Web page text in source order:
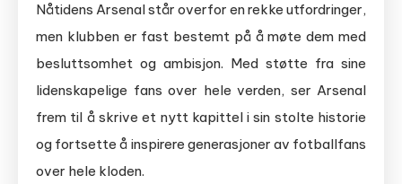
Nåtidens Arsenal står overfor en rekke utfordringer,
men klubben er fast bestemt på å møte dem med
besluttsomhet og ambisjon. Med støtte fra sine
lidenskapelige fans over hele verden, ser Arsenal
frem til å skrive et nytt kapittel i sin stolte historie
og fortsette å inspirere generasjoner av fotballfans
over hele kloden.